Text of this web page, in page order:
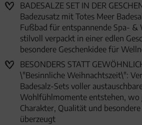
BADESALZE SET IN DER
Badezusatz mit Totes Meer
Fußbad für entspannende Spa-
stilvoll verpackt in einer edlen
besondere Geschenkidee für
BESONDERS STATT
\"Besinnliche Weihnachtszeit\":
Badesalz-Sets voller
Wohlfühlmomente entstehen, wo
Charakter, Qualität und
überzeugt